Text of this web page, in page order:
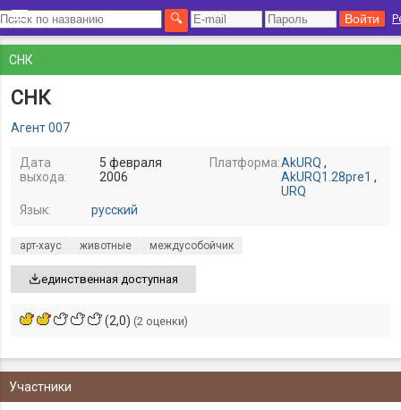
СНК
СНК
Агент 007
Дата
выхода:
5 февраля
2006
Платформа:AkURQ ,
AkURQ1.28pre1 ,
URQ
Язык:
русский
арт-хаус животные междусобойчик
единственная доступная
(2,0) (2 оценки)
Участники